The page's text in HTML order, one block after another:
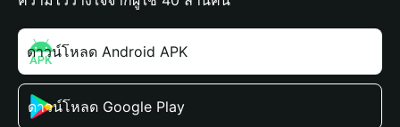
ดาวน์โหลด Android APK
ดาวน์โหลด Google Play